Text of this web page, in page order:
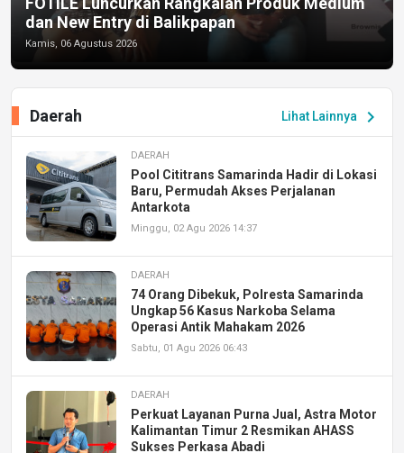
dan New Entry di Balikpapan
Kamis, 06 Agustus 2026
Lihat Lainnya chevron_right
Daerah
DAERAH
Pool Cititrans Samarinda Hadir di Lokasi
Baru, Permudah Akses Perjalanan
Antarkota
Minggu, 02 Agu 2026 14:37
DAERAH
74 Orang Dibekuk, Polresta Samarinda
Ungkap 56 Kasus Narkoba Selama
Operasi Antik Mahakam 2026
Sabtu, 01 Agu 2026 06:43
DAERAH
Perkuat Layanan Purna Jual, Astra Motor
Kalimantan Timur 2 Resmikan AHASS
Sukses Perkasa Abadi